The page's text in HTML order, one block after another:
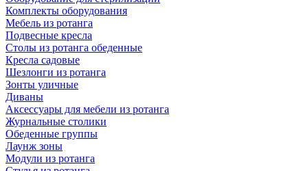
Комплекты оборудования
Мебель из ротанга
Подвесные кресла
Столы из ротанга обеденные
Кресла садовые
Шезлонги из ротанга
Зонты уличные
Диваны
Аксессуары для мебели из ротанга
Журнальные столики
Обеденные группы
Лаунж зоны
Модули из ротанга